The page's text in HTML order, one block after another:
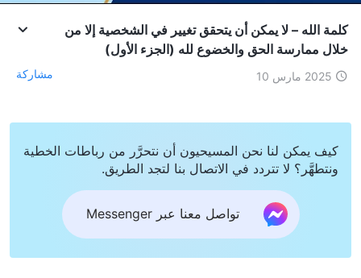
كلمة الله – لا يمكن أن يتحقق تغيير في الشخصية إلا من
خلال ممارسة الحق والخضوع لله (الجزء الأول)
2025 مارس 10 مشاركة
كيف يمكن لنا نحن المسيحيون أن نتحرَّر من رباطات الخطية
ونتطهَّر؟ لا تتردد في الاتصال بنا لتجد الطريق.
تواصل معنا عبر Messenger